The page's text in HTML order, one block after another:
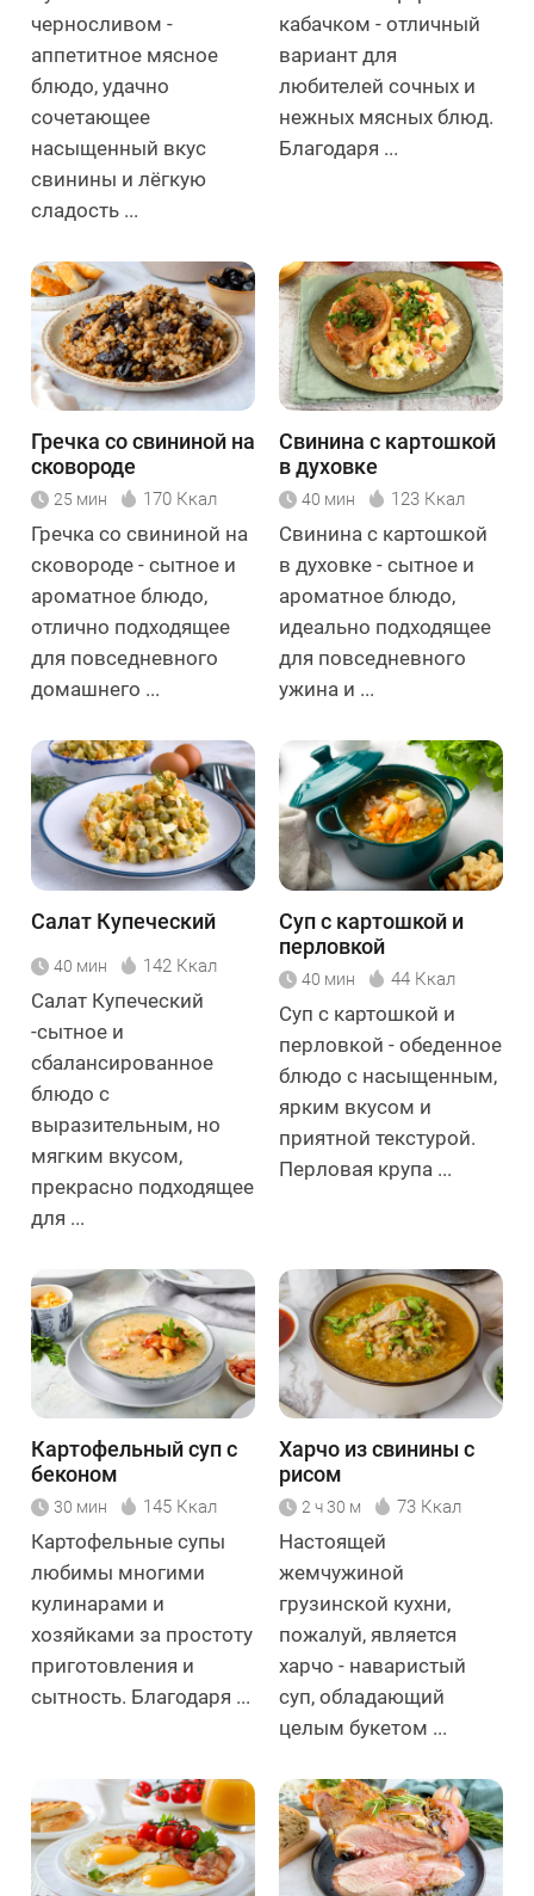
черносливом -
аппетитное мясное
блюдо, удачно
сочетающее
насыщенный вкус
свинины и лёгкую
сладость ...
кабачком - отличный
вариант для
любителей сочных и
нежных мясных блюд.
Благодаря ...
Гречка со свининой на
сковороде
25 мин 170 Ккал
Гречка со свининой на
сковороде - сытное и
ароматное блюдо,
отлично подходящее
для повседневного
домашнего ...
Свинина с картошкой
в духовке
40 мин 123 Ккал
Свинина с картошкой
в духовке - сытное и
ароматное блюдо,
идеально подходящее
для повседневного
ужина и ...
Салат Купеческий
40 мин 142 Ккал
Салат Купеческий
-сытное и
сбалансированное
блюдо с
выразительным, но
мягким вкусом,
прекрасно подходящее
для ...
Суп с картошкой и
перловкой
40 мин 44 Ккал
Суп с картошкой и
перловкой - обеденное
блюдо с насыщенным,
ярким вкусом и
приятной текстурой.
Перловая крупа ...
Картофельный суп с
беконом
30 мин 145 Ккал
Картофельные супы
любимы многими
кулинарами и
хозяйками за простоту
приготовления и
сытность. Благодаря ...
Харчо из свинины с
рисом
2 ч 30 м 73 Ккал
Настоящей
жемчужиной
грузинской кухни,
пожалуй, является
харчо - наваристый
суп, обладающий
целым букетом ...